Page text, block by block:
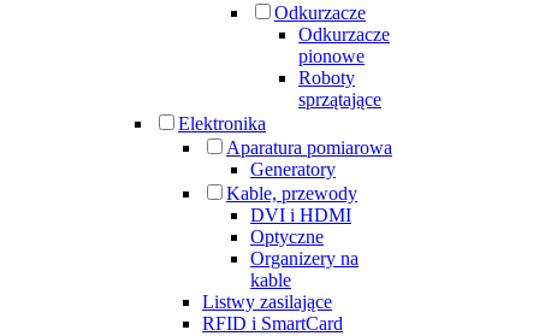
Odkurzacze
Odkurzacze
pionowe
Roboty
sprzątające
Elektronika
Aparatura pomiarowa
Generatory
Kable, przewody
DVI i HDMI
Optyczne
Organizery na
kable
Listwy zasilające
RFID i SmartCard